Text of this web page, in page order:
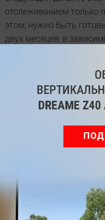
отслеживанием только
этом, нужно быть
двух месяцев, в
Большой дисплей,
Полный календарь,
Легкие, удобные
Относительно
Жестковатый